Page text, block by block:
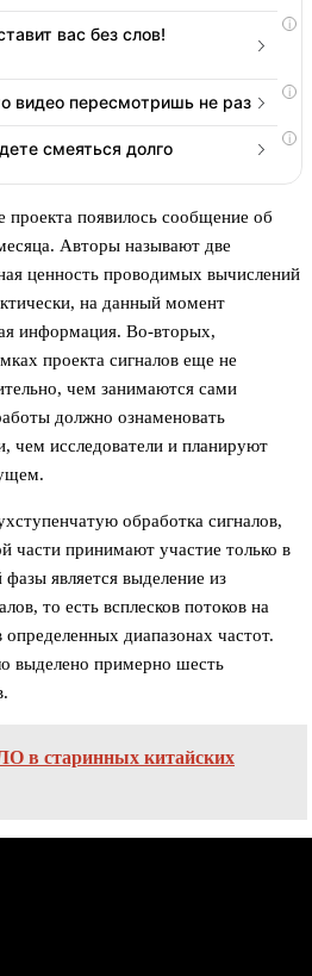
i
вас без слов!
i
видео пересмотришь не раз
i
смеяться долго
проекта появилось сообщение об
Авторы называют две
ценность проводимых вычислений
на данный момент
информация. Во-вторых,
проекта сигналов еще не
чем занимаются сами
должно ознаменовать
чем исследователи и планируют
обработка сигналов,
части принимают участие только в
является выделение из
то есть всплесков потоков на
диапазонах частот.
выделено примерно шесть
в старинных китайских